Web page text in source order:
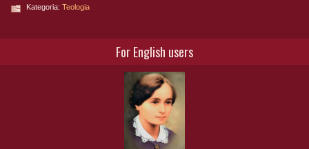
Kategoria: Teologia
For English users